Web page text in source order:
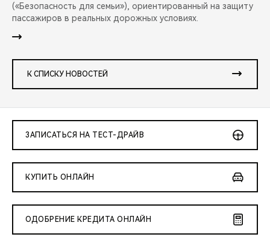
(«Безопасность для семьи»), ориентированный на защиту
пассажиров в реальных дорожных условиях.
К СПИСКУ НОВОСТЕЙ
ЗАПИСАТЬСЯ НА ТЕСТ-ДРАЙВ
КУПИТЬ ОНЛАЙН
ОДОБРЕНИЕ КРЕДИТА ОНЛАЙН